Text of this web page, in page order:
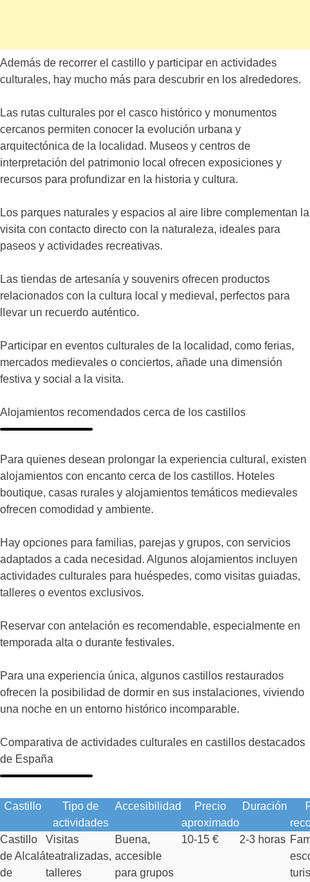
Además de recorrer el castillo y participar en actividades
culturales, hay mucho más para descubrir en los alrededores.
Las rutas culturales por el casco histórico y monumentos
cercanos permiten conocer la evolución urbana y
arquitectónica de la localidad. Museos y centros de
interpretación del patrimonio local ofrecen exposiciones y
recursos para profundizar en la historia y cultura.
Los parques naturales y espacios al aire libre complementan la
visita con contacto directo con la naturaleza, ideales para
paseos y actividades recreativas.
Las tiendas de artesanía y souvenirs ofrecen productos
relacionados con la cultura local y medieval, perfectos para
llevar un recuerdo auténtico.
Participar en eventos culturales de la localidad, como ferias,
mercados medievales o conciertos, añade una dimensión
festiva y social a la visita.
Alojamientos recomendados cerca de los castillos
Para quienes desean prolongar la experiencia cultural, existen
alojamientos con encanto cerca de los castillos. Hoteles
boutique, casas rurales y alojamientos temáticos medievales
ofrecen comodidad y ambiente.
Hay opciones para familias, parejas y grupos, con servicios
adaptados a cada necesidad. Algunos alojamientos incluyen
actividades culturales para huéspedes, como visitas guiadas,
talleres o eventos exclusivos.
Reservar con antelación es recomendable, especialmente en
temporada alta o durante festivales.
Para una experiencia única, algunos castillos restaurados
ofrecen la posibilidad de dormir en sus instalaciones, viviendo
una noche en un entorno histórico incomparable.
Comparativa de actividades culturales en castillos destacados
de España
Castillo
Tipo de
actividades
Accesibilidad
Precio
aproximado
Duración
Castillo
de Alcalá
de
Visitas
teatralizadas,
talleres
Buena,
accesible
para grupos
10-15 € 2-3 horas